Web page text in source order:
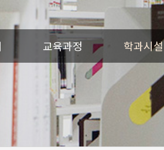
교육과정 학과시설